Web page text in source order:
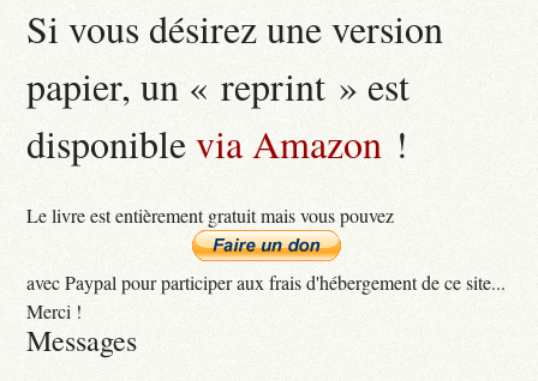
Si vous désirez une version
papier, un « reprint » est
disponiblevia Amazon !
Le livre est entièrement gratuit mais vous pouvez
avec Paypal pour participer aux frais d'hébergement de ce site...
Merci !
Messages